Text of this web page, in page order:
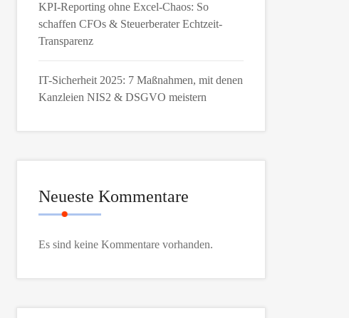
KPI-Reporting ohne Excel-Chaos: So
schaffen CFOs & Steuerberater Echtzeit-
Transparenz
IT-Sicherheit 2025: 7 Maßnahmen, mit denen
Kanzleien NIS2 & DSGVO meistern
Neueste Kommentare
Es sind keine Kommentare vorhanden.